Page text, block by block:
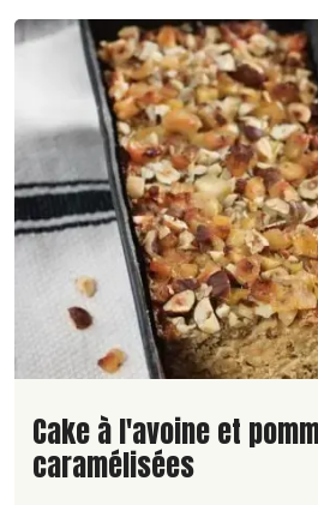
Lire la suite de la
Cake à l'avoine et
caramélisées